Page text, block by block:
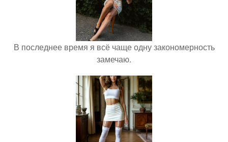
В последнее время я всё чаще одну закономерность
замечаю.